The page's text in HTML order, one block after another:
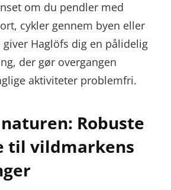
om du pendler med
cykler gennem byen eller
Haglöfs dig en pålidelig
der gør overgangen
aktiviteter problemfri.
Robuste
til vildmarkens